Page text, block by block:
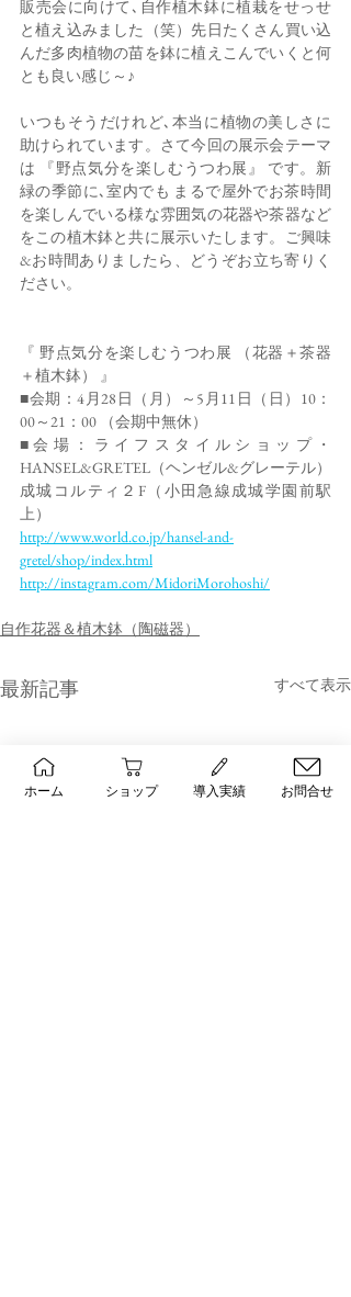
販売会に向けて､自作植木鉢に植栽をせっせ
と植え込みました（笑）先日たくさん買い込
んだ多肉植物の苗を鉢に植えこんでいくと何
とも良い感じ～♪
いつもそうだけれど､本当に植物の美しさに
助けられています。さて今回の展示会テーマ
は 『野点気分を楽しむうつわ展』 です。新
緑の季節に､室内でも まるで屋外でお茶時間
を楽しんでいる様な雰囲気の花器や茶器など
をこの植木鉢と共に展示いたします。ご興味
&お時間ありましたら、どうぞお立ち寄りく
ださい。
『 野点気分を楽しむうつわ展 （花器＋茶器
＋植木鉢） 』
■会期：4月28日（月）～5月11日（日）10：
00～21：00 （会期中無休）
■会場：ライフスタイルショップ・
HANSEL&GRETEL（ヘンゼル&グレーテル）
成城コルティ２F（小田急線成城学園前駅
上）
http://www.world.co.jp/hansel-and-
gretel/shop/index.html
http://instagram.com/MidoriMorohoshi/
自作花器＆植木鉢（陶磁器）
最新記事 すべて表示
ホーム ショップ 導入実績 お問合せ